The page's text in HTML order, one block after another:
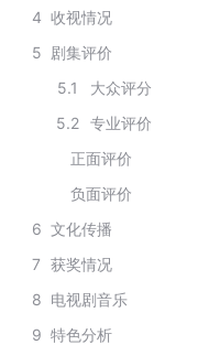
4 收视情况
5 剧集评价
5.1
大众评分
5.2
专业评价
正面评价
负面评价
6 文化传播
7 获奖情况
8 电视剧音乐
9 特色分析